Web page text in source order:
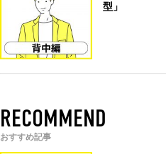
型」
RECOMMEND
おすすめ記事